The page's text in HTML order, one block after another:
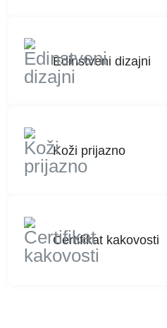
Edinstveni dizajni
Koži prijazno
Certifikat kakovosti